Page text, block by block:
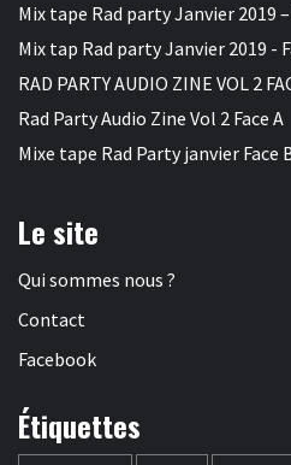
Mix tape Rad party Janvier 2019 –
Mix tap Rad party Janvier 2019 -
RAD PARTY AUDIO ZINE VOL 2
Rad Party Audio Zine Vol 2 Face A
Mixe tape Rad Party janvier Face
Le site
Qui sommes nous ?
Contact
Facebook
Étiquettes